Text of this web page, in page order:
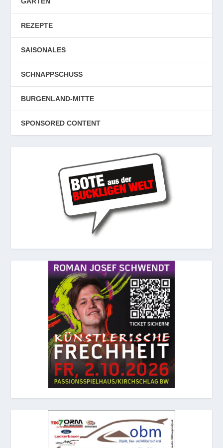
REZEPTE
SAISONALES
SCHNAPPSCHUSS
BURGENLAND-MITTE
SPONSORED CONTENT